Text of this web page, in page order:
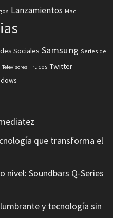
Lanzamientos Mac
Sociales Samsung Series de
Televisores Trucos Twitter
que transforma el
nivel: Soundbars Q-Series
y tecnología sin